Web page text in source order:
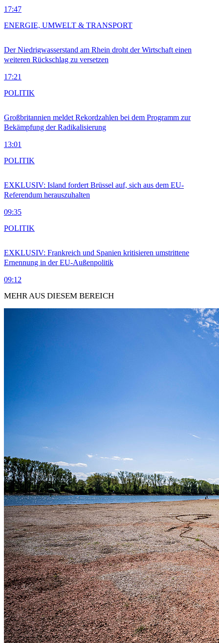
17:47
Der Niedrigwasserstand am Rhein droht der Wirtschaft einen
weiteren Rückschlag zu versetzen
17:21
ENERGIE, UMWELT & TRANSPORT
Großbritannien meldet Rekordzahlen bei dem Programm zur
Bekämpfung der Radikalisierung
13:01
POLITIK
EXKLUSIV: Island fordert Brüssel auf, sich aus dem EU-
Referendum herauszuhalten
09:35
POLITIK
EXKLUSIV: Frankreich und Spanien kritisieren umstrittene
Ernennung in der EU-Außenpolitik
09:12
POLITIK
MEHR AUS DIESEM BEREICH